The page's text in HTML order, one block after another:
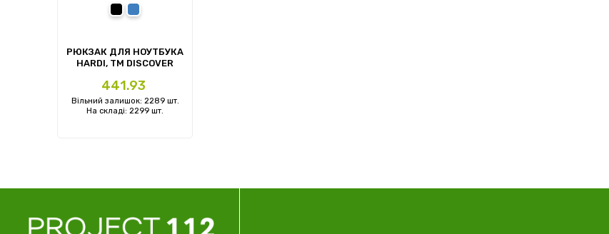
РЮКЗАК ДЛЯ НОУТБУКА
HARDI, TM DISCOVER
Ціна
441.93
Вільний залишок: 2289 шт.
На складі: 2299 шт.